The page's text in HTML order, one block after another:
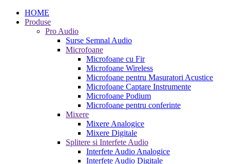
HOME
Produse
Pro Audio
Surse Semnal Audio
Microfoane
Microfoane cu Fir
Microfoane Wireless
Microfoane pentru Masuratori Acustice
Microfoane Captare Instrumente
Microfoane Podium
Microfoane pentru conferinte
Mixere
Mixere Analogice
Mixere Digitale
Splitere si Interfete Audio
Interfete Audio Analogice
Interfete Audio Digitale